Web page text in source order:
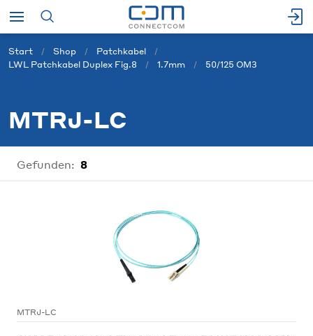
Start Shop
Patchkabel
LWL Patchkabel Duplex Fig.8
1.7mm 50/125 OM3
MTRJ-LC
Gefunden: 8
MTRJ-LC